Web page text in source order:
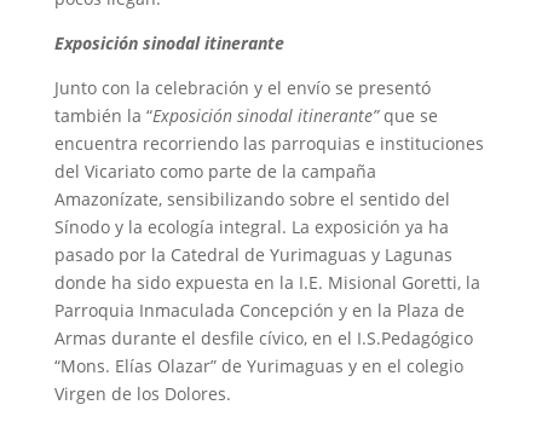
Exposición sinodal itinerante
Junto con la celebración y el envío se presentó
también la “Exposición sinodal itinerante”que se
encuentra recorriendo las parroquias e instituciones
del Vicariato como parte de la campaña
Amazonízate, sensibilizando sobre el sentido del
Sínodo y la ecología integral. La exposición ya ha
pasado por la Catedral de Yurimaguas y Lagunas
donde ha sido expuesta en la I.E. Misional Goretti, la
Parroquia Inmaculada Concepción y en la Plaza de
Armas durante el desfile cívico, en el I.S.Pedagógico
“Mons. Elías Olazar” de Yurimaguas y en el colegio
Virgen de los Dolores.